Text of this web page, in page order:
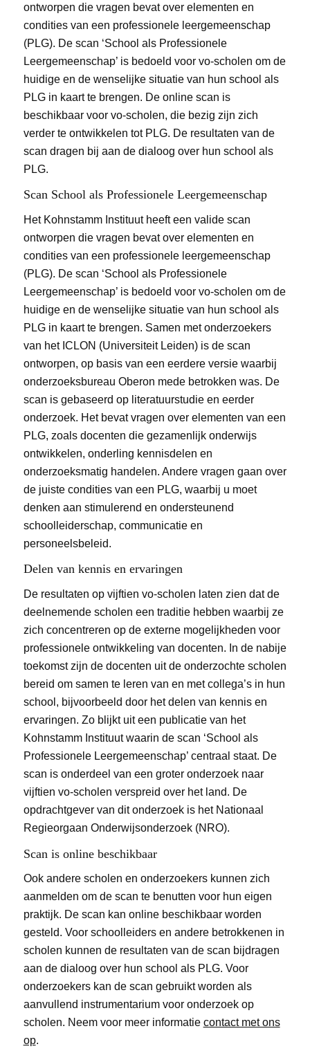
ontworpen die vragen bevat over elementen en
condities van een professionele leergemeenschap
(PLG). De scan ‘School als Professionele
Leergemeenschap’ is bedoeld voor vo-scholen om de
huidige en de wenselijke situatie van hun school als
PLG in kaart te brengen. De online scan is
beschikbaar voor vo-scholen, die bezig zijn zich
verder te ontwikkelen tot PLG. De resultaten van de
scan dragen bij aan de dialoog over hun school als
PLG.
Scan School als Professionele Leergemeenschap
Het Kohnstamm Instituut heeft een valide scan
ontworpen die vragen bevat over elementen en
condities van een professionele leergemeenschap
(PLG). De scan ‘School als Professionele
Leergemeenschap’ is bedoeld voor vo-scholen om de
huidige en de wenselijke situatie van hun school als
PLG in kaart te brengen. Samen met onderzoekers
van het ICLON (Universiteit Leiden) is de scan
ontworpen, op basis van een eerdere versie waarbij
onderzoeksbureau Oberon mede betrokken was. De
scan is gebaseerd op literatuurstudie en eerder
onderzoek. Het bevat vragen over elementen van een
PLG, zoals docenten die gezamenlijk onderwijs
ontwikkelen, onderling kennisdelen en
onderzoeksmatig handelen. Andere vragen gaan over
de juiste condities van een PLG, waarbij u moet
denken aan stimulerend en ondersteunend
schoolleiderschap, communicatie en
personeelsbeleid.
Delen van kennis en ervaringen
De resultaten op vijftien vo-scholen laten zien dat de
deelnemende scholen een traditie hebben waarbij ze
zich concentreren op de externe mogelijkheden voor
professionele ontwikkeling van docenten. In de nabije
toekomst zijn de docenten uit de onderzochte scholen
bereid om samen te leren van en met collega’s in hun
school, bijvoorbeeld door het delen van kennis en
ervaringen. Zo blijkt uit een publicatie van het
Kohnstamm Instituut waarin de scan ‘School als
Professionele Leergemeenschap’ centraal staat. De
scan is onderdeel van een groter onderzoek naar
vijftien vo-scholen verspreid over het land. De
opdrachtgever van dit onderzoek is het Nationaal
Regieorgaan Onderwijsonderzoek (NRO).
Scan is online beschikbaar
Ook andere scholen en onderzoekers kunnen zich
aanmelden om de scan te benutten voor hun eigen
praktijk. De scan kan online beschikbaar worden
gesteld. Voor schoolleiders en andere betrokkenen in
scholen kunnen de resultaten van de scan bijdragen
aan de dialoog over hun school als PLG. Voor
onderzoekers kan de scan gebruikt worden als
aanvullend instrumentarium voor onderzoek op
scholen. Neem voor meer informatie contact met ons
op.